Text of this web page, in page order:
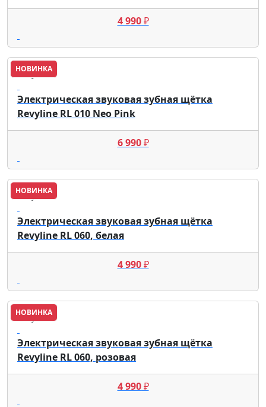
4 990₽
НОВИНКА
Revyline
Электрическая звуковая зубная щётка
Revyline RL 010 Neo Pink
6 990₽
НОВИНКА
Revyline
Электрическая звуковая зубная щётка
Revyline RL 060, белая
4 990₽
НОВИНКА
Revyline
Электрическая звуковая зубная щётка
Revyline RL 060, розовая
4 990₽